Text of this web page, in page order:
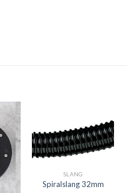
SLANG
Spiralslang 32mm